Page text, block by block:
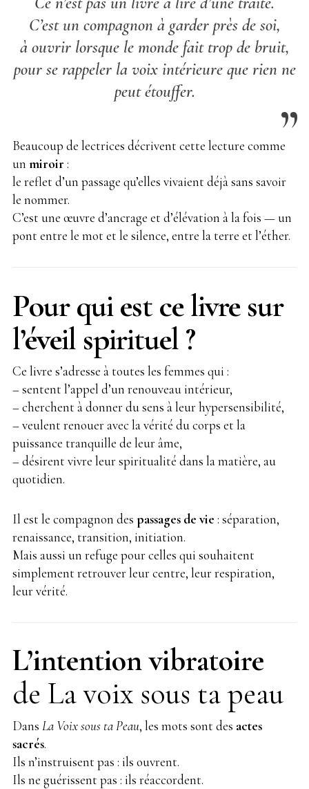
C’est un compagnon à garder près de soi,
à ouvrir lorsque le monde fait trop de bruit,
pour se rappeler la voix intérieure que rien ne
peut étouffer.
Beaucoup de lectrices décrivent cette lecture comme
un miroir :
le reflet d’un passage qu’elles vivaient déjà sans savoir
le nommer.
C’est une œuvre d’ancrage et d’élévation à la fois — un
pont entre le mot et le silence, entre la terre et l’éther.
Pour qui est ce livre sur
l’éveil spirituel ?
Ce livre s’adresse à toutes les femmes qui :
– sentent l’appel d’un renouveau intérieur,
– cherchent à donner du sens à leur hypersensibilité,
– veulent renouer avec la vérité du corps et la
puissance tranquille de leur âme,
– désirent vivre leur spiritualité dans la matière, au
quotidien.
Il est le compagnon des passages de vie : séparation,
renaissance, transition, initiation.
Mais aussi un refuge pour celles qui souhaitent
simplement retrouver leur centre, leur respiration,
leur vérité.
L’intention vibratoire
de La voix sous ta peau
Dans La Voix sous ta Peau, les mots sont des actes
sacrés.
Ils n’instruisent pas : ils ouvrent.
Ils ne guérissent pas : ils réaccordent.